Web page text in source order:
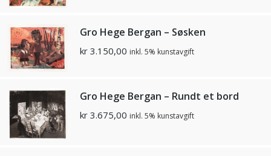
Gro Hege Bergan – Søsken
kr 3.150,00 inkl. 5% kunstavgift
Gro Hege Bergan – Rundt et bord
kr 3.675,00 inkl. 5% kunstavgift